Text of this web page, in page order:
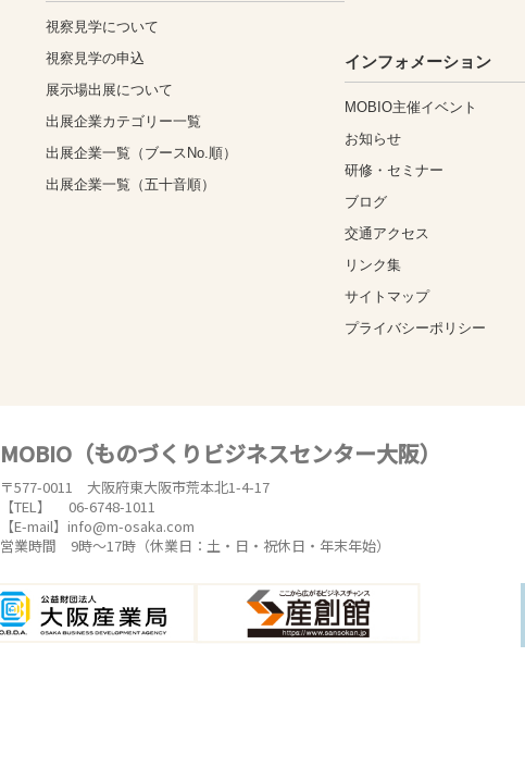
視察見学について
視察見学の申込
展示場出展について
出展企業カテゴリー一覧
出展企業一覧（ブースNo.順）
出展企業一覧（五十音順）
インフォメーション
MOBIO主催イベント
お知らせ
研修・セミナー
ブログ
交通アクセス
リンク集
サイトマップ
プライバシーポリシー
MOBIO（ものづくりビジネスセンター大阪）
〒577-0011 大阪府東大阪市荒本北1-4-17
【TEL】 06-6748-1011
【E-mail】info@m-osaka.com
営業時間 9時～17時（休業日：土・日・祝休日・年末年始）